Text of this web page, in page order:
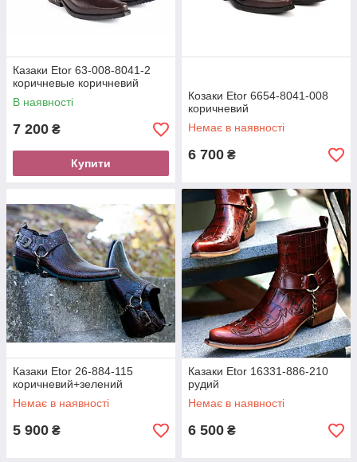
Казаки Etor 63-008-8041-2
коричневые коричневий
В наявності
7 200 ₴
Купити
Козаки Etor 6654-8041-008
коричневий
Немає в наявності
6 700 ₴
Казаки Etor 26-884-115
коричневий+зелений
Немає в наявності
5 900 ₴
Казаки Etor 16331-886-210
рудий
Немає в наявності
6 500 ₴